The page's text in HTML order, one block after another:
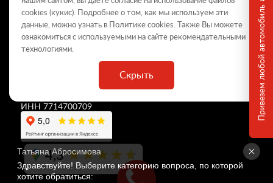
Привезем любой автомобиль из Китая
Данный интернет-сайт носит информационный характер и не
является публичной офертой, определяемой положениями Статьи
437 ГК РФ. Для получения подробной информации обращайтесь в
дилерские центры.
БорисХоф Холдинг»
ИНН 7714700709
4,3
cookies (кукиc). Подробнее о том, как мы используем эти
данные, можно узнать в Политикеcookies. Также Вы можете
ознакомиться с используемыми на сайте рекомендательными
технологиями.
Скрыть
Татьяна Абросимова
Здравствуйте! Выберите категорию вопроса, по которой
хотите обратиться: